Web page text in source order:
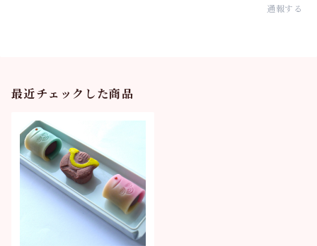
通報する
最近チェックした商品